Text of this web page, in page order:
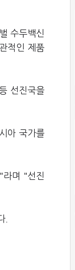
수두백신
적인 제품
선진국을
아 국가를
라며 "선진
.